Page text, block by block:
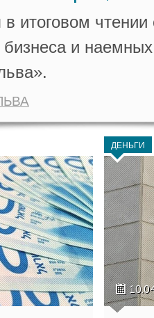
в итоговом
и
ДЕНЬГИ